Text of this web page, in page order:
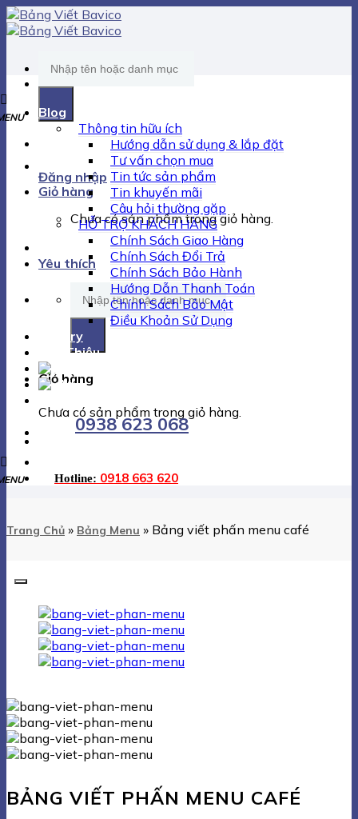
Skip
to
kiếm:
Đăng nhập
Giỏ hàng
Chưa có sản phẩm trong giỏ hàng.
Yêu thích
Tìm
kiếm:
Giỏ hàng
Chưa có sản phẩm trong giỏ hàng.
Blog
Thông tin hữu ích
Hướng dẫn sử dụng & lắp đặt
Tư vấn chọn mua
Tin tức sản phẩm
Tin khuyến mãi
Câu hỏi thường gặp
HỖ TRỢ KHÁCH HÀNG
Chính Sách Giao Hàng
Chính Sách Đổi Trả
Chính Sách Bảo Hành
Hướng Dẫn Thanh Toán
Chính Sách Bảo Mật
Điều Khoản Sử Dụng
Gallery
Giới Thiệu
VI
0938 623 068
Hotline: 0918 663 620
Trang Chủ » Bảng Menu » Bảng viết phấn menu café
BẢNG VIẾT PHẤN MENU CAFÉ